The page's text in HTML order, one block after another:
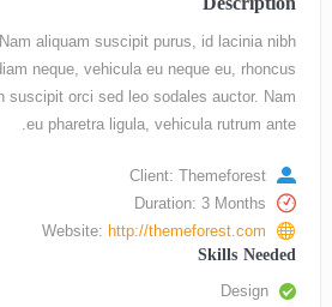
aliquam suscipit purus, id lacinia nibh
neque, vehicula eu neque eu, rhoncus
suscipit orci sed leo sodales auctor. Nam
eu pharetra ligula, vehicula rutrum ante.
Client: Themeforest
Duration: 3 Months
Website: http://themeforest.com
Skills Needed
Design